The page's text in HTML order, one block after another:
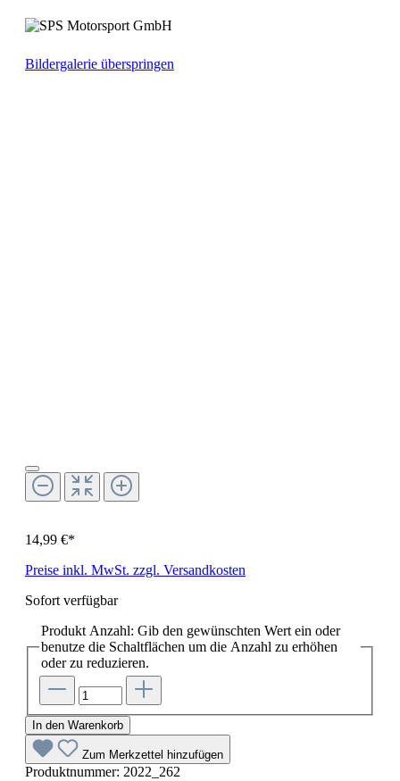
Bildergalerie überspringen
14,99 €*
Preise inkl. MwSt. zzgl. Versandkosten
Sofort verfügbar
Produkt Anzahl: Gib den gewünschten Wert ein oder
benutze die Schaltflächen um die Anzahl zu erhöhen
oder zu reduzieren.
In den Warenkorb
Zum Merkzettel hinzufügen
Produktnummer: 2022_262